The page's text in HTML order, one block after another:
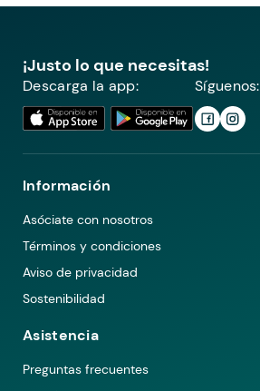
¡Justo lo que necesitas!
Descarga la app: Síguenos:
Información
Asóciate con nosotros
Términos y condiciones
Aviso de privacidad
Sostenibilidad
Asistencia
Preguntas frecuentes